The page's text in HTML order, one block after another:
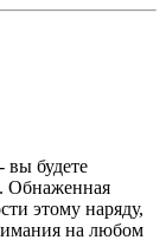
вы будете
Обнаженная
этому наряду,
на любом